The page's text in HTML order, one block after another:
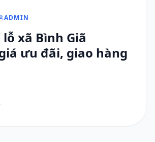
ADMIN
lỗ xã Bình Giã
ưu đãi, giao hàng